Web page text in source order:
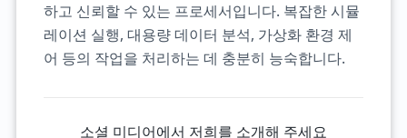
하고 신뢰할 수 있는 프로세서입니다. 복잡한 시뮬
레이션 실행, 대용량 데이터 분석, 가상화 환경 제
어 등의 작업을 처리하는 데 충분히 능숙합니다.
소셜 미디어에서 저희를 소개해 주세요